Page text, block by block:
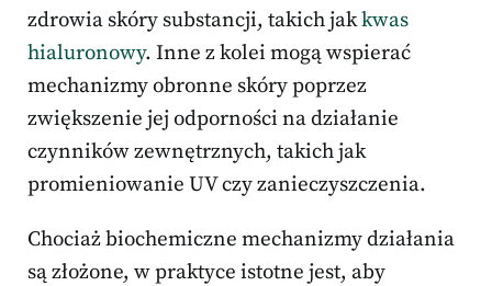
zdrowia skóry substancji, takich jakkwas
hialuronowy. Inne z kolei mogą wspierać
mechanizmy obronne skóry poprzez
zwiększenie jej odporności na działanie
czynników zewnętrznych, takich jak
promieniowanie UV czy zanieczyszczenia.
Chociaż biochemiczne mechanizmy działania
są złożone, w praktyce istotne jest, aby